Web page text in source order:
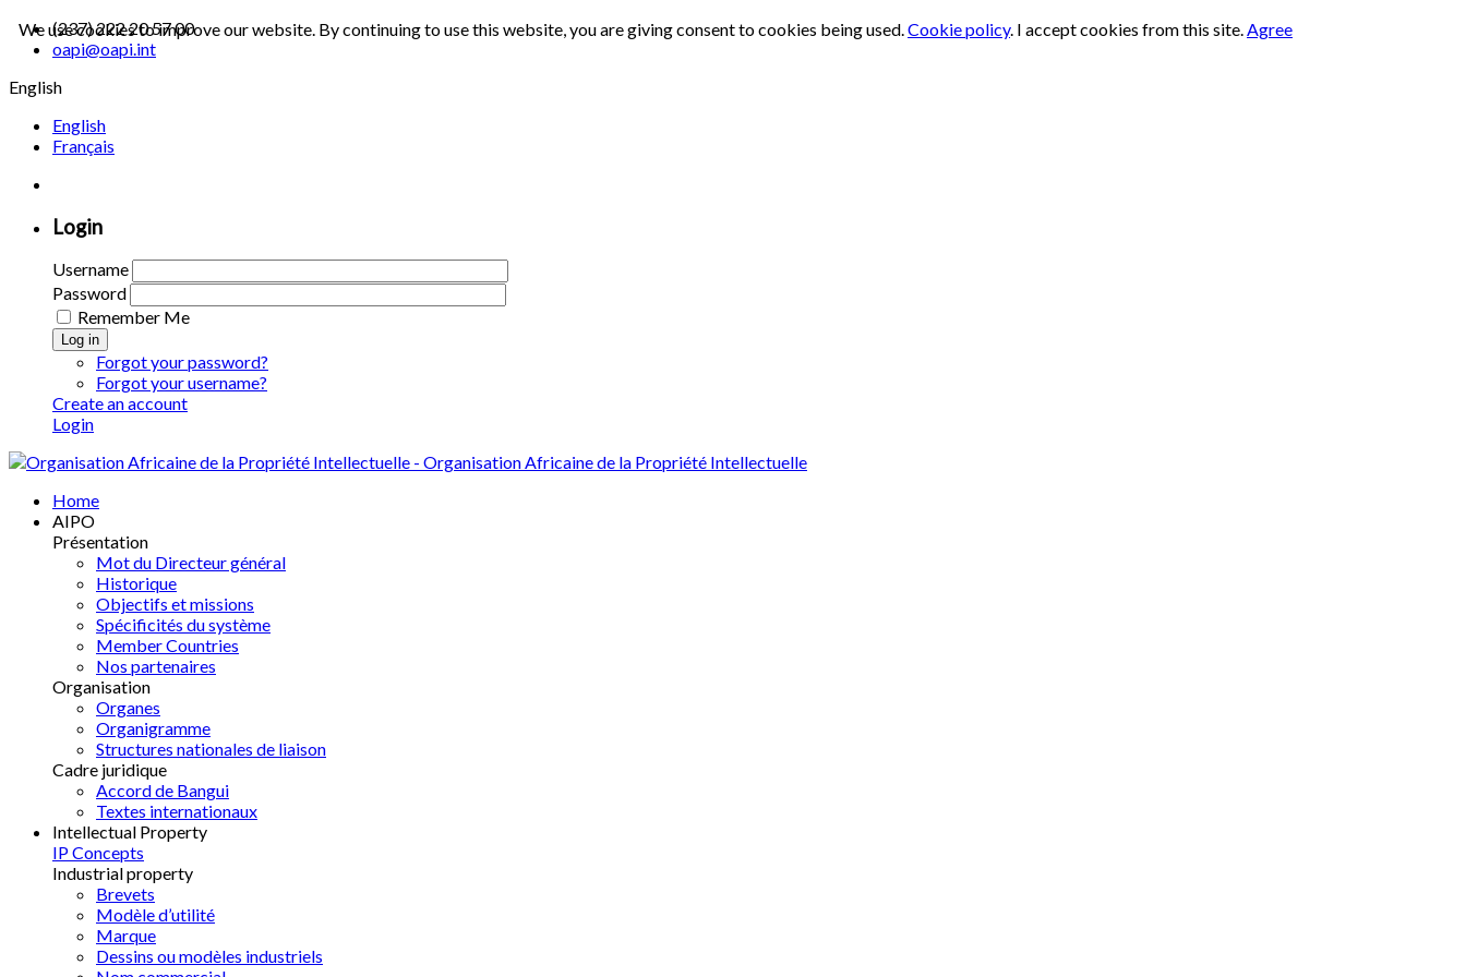
(237) 222 20 57 00
oapi@oapi.int
English
English
Français
Login
Username
Password
Remember Me
Log in
Forgot your password?
Forgot your username?
Create an account
Login
Home
AIPO
Présentation
Mot du Directeur général
Historique
Objectifs et missions
Spécificités du système
Member Countries
Nos partenaires
Organisation
Organes
Organigramme
Structures nationales de liaison
Cadre juridique
Accord de Bangui
Textes internationaux
Intellectual Property
IP Concepts
Industrial property
Brevets
Modèle d’utilité
Marque
Dessins ou modèles industriels
We use cookies to improve our website. By continuing to use this website, you are giving consent to cookies being used.Cookie policy. I accept cookies from this site.Agree